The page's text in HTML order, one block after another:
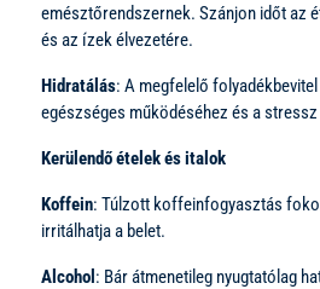
emésztőrendszernek. Szánjon időt az
és az ízek élvezetére.
Hidratálás: A megfelelő folyadékbevitel
egészséges működéséhez és a
Kerülendő ételek és italok
Koffein: Túlzott koffeinfogyasztás
irritálhatja a belet.
Alcohol : Bár átmenetileg nyugtatólag